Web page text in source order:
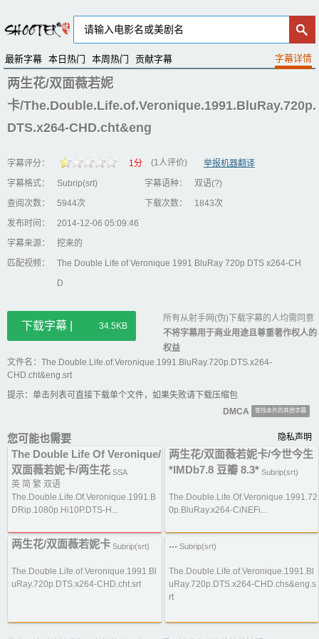
最新字幕 本日热门 本周热门 贡献字幕
两生花/双面薇若妮
卡/The.Double.Life.of.Veronique.1991.BluRay.720p.
DTS.x264-CHD.cht&eng
字幕评分： 1分 (1人评价)
举报机器翻译
字幕格式：
Subrip(srt) 字幕语种：
双语(?)
查阅次数：
5944次 下载次数：
1843次
发布时间：
2014-12-06 05:09:46
字幕来源：
挖来的
匹配视频：
The Double Life of Veronique 1991 BluRay 720p DTS x264-CH
D
下载字幕 | 34.5KB
所有从射手网(伪)下载字幕的人均需同意
不将字幕用于商业用途且尊重著作权人的
权益
文件名：The.Double.Life.of.Veronique.1991.BluRay.720p.DTS.x264-
CHD.cht&eng.srt
提示：单击列表可直接下载单个文件，如果失败请下载压缩包
DMCA
查找本片的其他字幕
您可能也需要 隐私声明
The Double Life Of Veronique/
双面薇若妮卡/两生花 SSA
英 简 繁 双语
The.Double.Life.Of.Veronique.1991.B
DRip.1080p.Hi10P.DTS-H...
两生花/双面薇若妮卡/今世今生
*IMDb7.8 豆瓣 8.3* Subrip(srt)
The.Double.Life.Of.Veronique.1991.72
0p.BluRay.x264-CiNEFi...
两生花/双面薇若妮卡 Subrip(srt)
The.Double.Life.of.Veronique.1991.Bl
uRay.720p.DTS.x264-CHD.cht.srt
... Subrip(srt)
The.Double.Life.of.Veronique.1991.Bl
uRay.720p.DTS.x264-CHD.chs&eng.s
rt